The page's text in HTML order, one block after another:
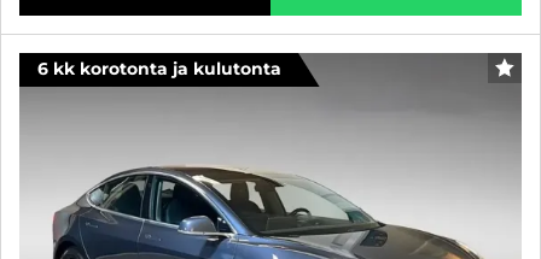
6 kk korotonta ja kulutonta